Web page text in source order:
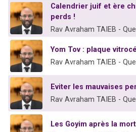
Calendrier juif et ère
perds !
Rav Avraham TAIEB -
Yom Tov : plaque
Rav Avraham TAIEB -
Eviter les mauvaises
Rav Avraham TAIEB -
Les Goyim après la mort